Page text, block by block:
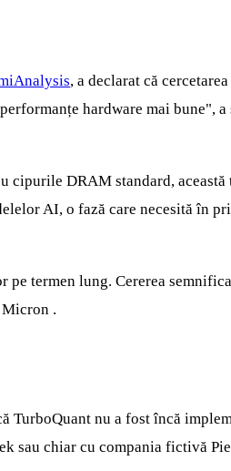
, a declarat că
hardware mai bune", a
cipurile DRAM standard,
AI, o fază care necesită în
termen lung. Cererea
.
TurboQuant nu a fost încă
sau chiar cu compania fictivă